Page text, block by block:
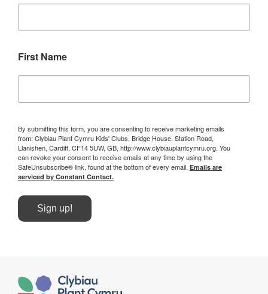
First Name
By submitting this form, you are consenting to receive marketing emails
from: Clybiau Plant Cymru Kids' Clubs, Bridge House, Station Road,
Llanishen, Cardiff, CF14 5UW, GB, http://www.clybiauplantcymru.org. You
can revoke your consent to receive emails at any time by using the
SafeUnsubscribe® link, found at the bottom of every email. Emails are
serviced by Constant Contact.
Sign up!